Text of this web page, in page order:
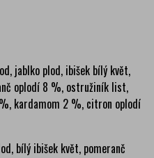
jablko plod, ibišek bílý květ,
oplodí 8 %, ostružiník list,
kardamom 2 %, citron oplodí
bílý ibišek květ, pomeranč